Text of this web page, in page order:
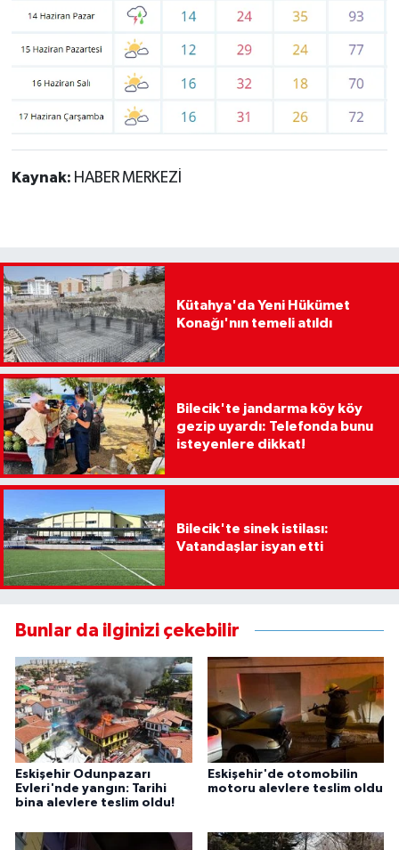
Kaynak: HABER MERKEZİ
Kütahya'da Yeni Hükümet
Konağı'nın temeli atıldı
Bilecik'te jandarma köy köy
gezip uyardı: Telefonda bunu
isteyenlere dikkat!
Bilecik'te sinek istilası:
Vatandaşlar isyan etti
Bunlar da ilginizi çekebilir
Eskişehir Odunpazarı
Evleri'nde yangın: Tarihi
bina alevlere teslim oldu!
Eskişehir'de otomobilin
motoru alevlere teslim oldu